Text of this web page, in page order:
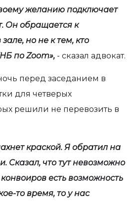
желанию подключает
Он обращается к
но не к тем, кто
поZoom», - сказал адвокат.
перед заседанием в
для четверых
решили не перевозить в
краской. Я обратил на
Сказал, что тут невозможно
есть возможность
то время, то у нас